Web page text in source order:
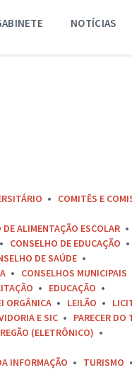
NOTÍCIAS
COMITÊS E
DE ALIMENTAÇÃO ESCOLAR
CONSELHO DE EDUCAÇÃO
DE SAÚDE
CONSELHOS MUNICIPAIS
EDUCAÇÃO
ORGÂNICA LEILÃO
E SIC
PARECER DO
(ELETRÔNICO)
INFORMAÇÃO
TURISMO